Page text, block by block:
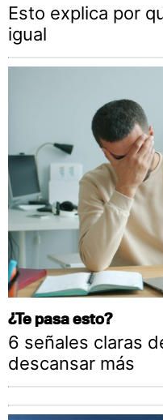
Esto explica por
igual
¿Te pasa esto?
6 señales claras
descansar más